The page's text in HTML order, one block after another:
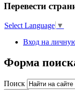
Перевести
Select Language ▼
Вход на
Форма
Поиск